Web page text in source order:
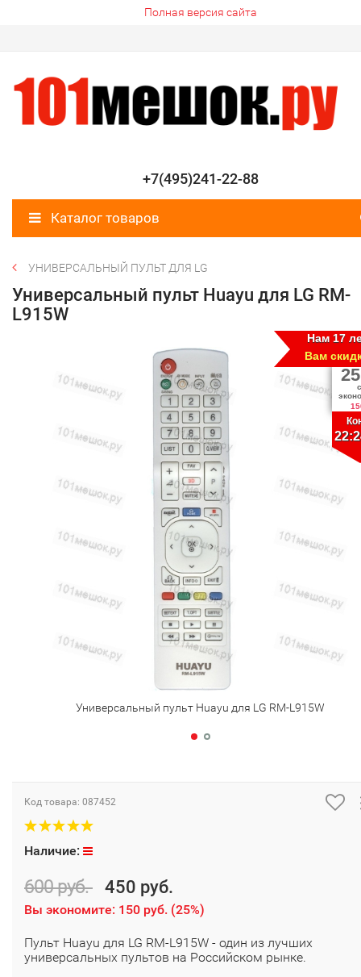
Полная версия сайта
+7(495)241-22-88
Каталог товаров
УНИВЕРСАЛЬНЫЙ ПУЛЬТ ДЛЯ LG
Универсальный пульт Huayu для LG RM-
L915W
Универсальный пульт Huayu для LG RM-L915W
Нам 17
Вам
25
Код товара: 087452
Наличие:
600 руб. 450 руб.
Вы экономите: 150 руб. (25%)
Пульт Huayu для LG RM-L915W - один из лучших
универсальных пультов на Российском рынке.